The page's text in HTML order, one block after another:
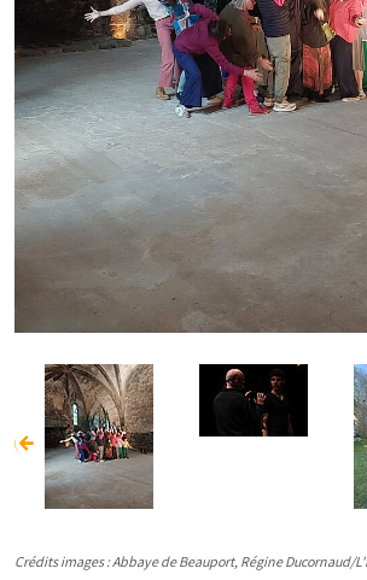
Crédits images : Abbaye de Beauport, Régine Ducornaud/